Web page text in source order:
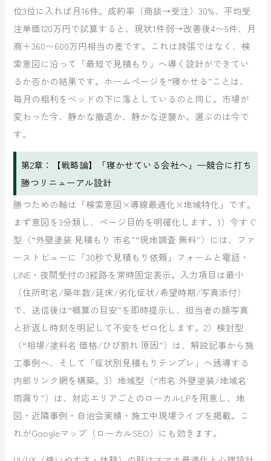
位3位に入れば月16件。成約率（商談→受注）30%、平均受
注単価120万円で試算すると、現状1件弱→改善後4〜5件、月
商＋360〜600万円相当の差です。これは誇張ではなく、検
索意図に沿って「最短で見積もり」へ導く設計ができてい
るか否かの結果です。ホームページを“寝かせる”ことは、
毎月の粗利をベッドの下に落としているのと同じ。市場が
変わった今、静かな撤退か、静かな逆襲か。選ぶのは今で
す。
第2章：【戦略論】「寝かせている会社へ」—競合に打ち
勝つリニューアル設計
勝つための軸は「検索意図×導線最適化×地域特化」です。
まず意図を3分類し、ページ目的を明確化します。1）今すぐ
型（“外壁塗装 見積もり 市名”“現地調査 無料”）には、ファ
ーストビューに「30秒で見積もり依頼」フォームと電話・
LINE・夜間受付の3経路を常時固定表示。入力項目は最小
（住所町名/築年数/延床/劣化症状/希望時期/写真添付）
で、送信後は“概算の目安”を即時提示し、担当者の顔写真
と折返し時刻を明記して不安をゼロ化します。2）検討型
（“相場/塗料名 価格/ひび割れ 原因”）は、解説記事から施
工事例へ、そして「症状別見積もりテンプレ」へ誘導する
内部リンク網を構築。3）地域型（“市名 外壁塗装/地域名
雨漏り”）は、対応エリアごとのローカルLPを用意し、地
図・近隣事例・自治会実績・施工中現場ライブを掲載。こ
れがGoogleマップ（ローカルSEO）にも効きます。